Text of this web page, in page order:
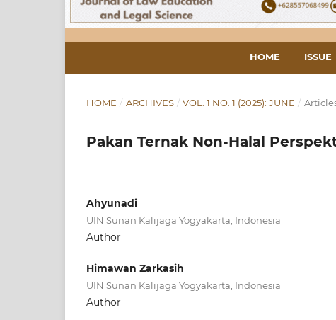
HOME ISSUE
HOME / ARCHIVES / VOL. 1 NO. 1 (2025): JUNE /
Pakan Ternak Non-Halal
Ahyunadi
UIN Sunan Kalijaga Yogyakarta, Indonesia
Author
Himawan Zarkasih
UIN Sunan Kalijaga Yogyakarta, Indonesia
Author